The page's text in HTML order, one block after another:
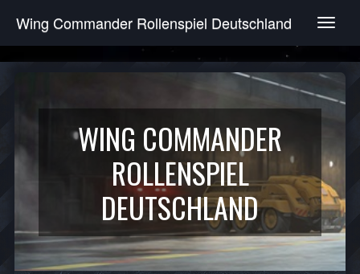
T
g
e
v
g
a
t
i
o
n
Wing Commander Rollenspiel Deutschland
WING COMMANDER
ROLLENSPIEL
DEUTSCHLAND